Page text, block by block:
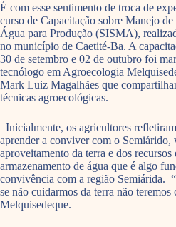
É com esse sentimento de troca de
curso de Capacitação sobre Manejo
Água para Produção (SISMA),
no município de Caetité-Ba. A
30 de setembro e 02 de outubro foi
tecnólogo em Agroecologia
Mark Luiz Magalhães que
técnicas agroecológicas.
Inicialmente, os agricultores
aprender a conviver com o Semiárido,
aproveitamento da terra e dos
armazenamento de água que é algo
convivência com a região Semiárida.
se não cuidarmos da terra não
Melquisedeque.